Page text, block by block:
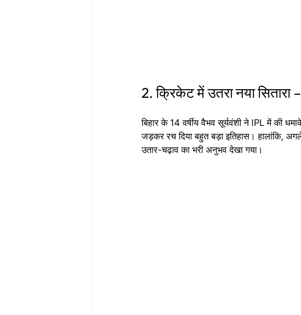
2. क्रिकेट में उतरा नया सितारा
बिहार के 14 वर्षीय वैभव सूर्यवंशी ने IPL में की
जड़कर रच दिया बहुत बड़ा इतिहास। हालांकि,
उतार-चढ़ाव का भरी अनुभव देखा गया।